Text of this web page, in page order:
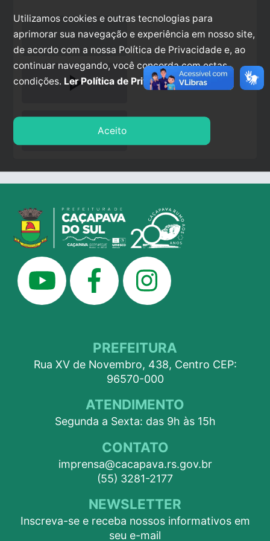
play_arrow
PREFEITURA
Rua XV de Novembro, 438, Centro CEP:
96570-000
ATENDIMENTO
Segunda a Sexta: das 9h às 15h
CONTATO
imprensa@cacapava.rs.gov.br
(55) 3281-2177
NEWSLETTER
Inscreva-se e receba nossos informativos em
seu e-mail
Utilizamos cookies e outras tecnologias para
aprimorar sua navegação e experiência em nosso site,
de acordo com a nossa Política de Privacidade e, ao
continuar navegando, você concorda com estas
condições. Ler Política de Privacidade.
Aceito